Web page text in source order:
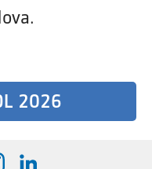
2026